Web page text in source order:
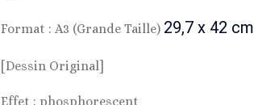
Format : A3 (Grande Taille) 29,7 x 42 cm
[Dessin Original]
Effet : phosphorescent